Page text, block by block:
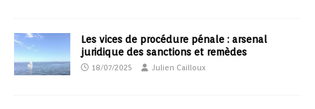
Les vices de procédure pénale : arsenal
juridique des sanctions et remèdes
18/07/2025 Julien Cailloux